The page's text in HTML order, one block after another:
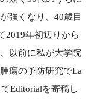
強くなり、40歳目
2019年初辺りから
以前に私が大学院
瘍の予防研究でLa
Editorialを寄稿し